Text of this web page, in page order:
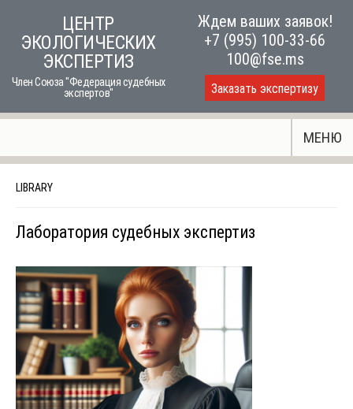
content
ЦЕНТР
ЭКОЛОГИЧЕСКИХ
ЭКСПЕРТИЗ
Член Союза "Федерация судебных
экспертов"
Ждем ваших заявок!
+7 (995) 100-33-66
100@fse.ms
Заказать экспертизу
МЕНЮ
LIBRARY
Лаборатория судебных экспертиз